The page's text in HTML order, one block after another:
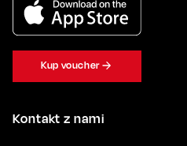
Kontakt z nami
Kup voucher